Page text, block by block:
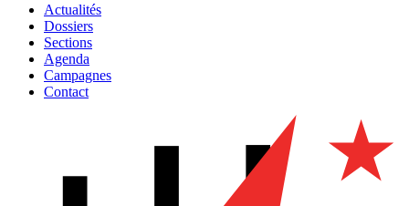
Actualités
Dossiers
Sections
Agenda
Campagnes
Contact